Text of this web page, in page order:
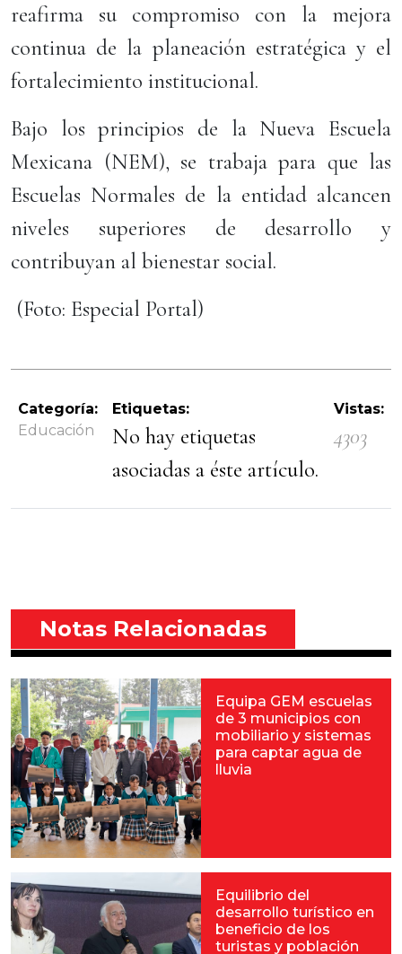
reafirma su compromiso con la mejora
continua de la planeación estratégica y el
fortalecimiento institucional.
Bajo los principios de la Nueva Escuela
Mexicana (NEM), se trabaja para que las
Escuelas Normales de la entidad alcancen
niveles superiores de desarrollo y
contribuyan al bienestar social.
(Foto: Especial Portal)
Categoría:
Educación
Etiquetas:
No hay etiquetas
asociadas a éste artículo.
Vistas:
4303
Notas Relacionadas
Equipa GEM escuelas
de 3 municipios con
mobiliario y sistemas
para captar agua de
lluvia
Equilibrio del
desarrollo turístico en
beneficio de los
turistas y población